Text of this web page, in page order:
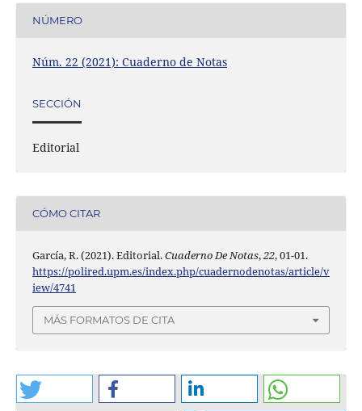
NÚMERO
Núm. 22 (2021): Cuaderno de Notas
SECCIÓN
Editorial
CÓMO CITAR
García, R. (2021). Editorial.Cuaderno De Notas,22, 01-01.
https://polired.upm.es/index.php/cuadernodenotas/article/v
iew/4741
MÁS FORMATOS DE CITA